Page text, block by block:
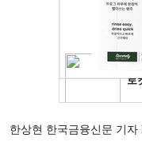
한상현 한국금융신문 기자